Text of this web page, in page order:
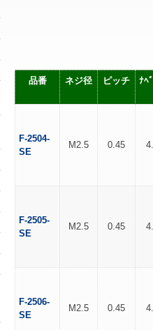
品番 ネジ径 ピッチ ﾅﾍ
F-2504-
SE
M2.5 0.45
F-2505-
SE
M2.5 0.45
F-2506-
SE
M2.5 0.45